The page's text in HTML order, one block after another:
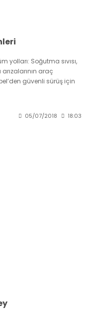
yolları: Soğutma sıvısı,
araç
güvenli sürüş için
05/07/2018 18:03